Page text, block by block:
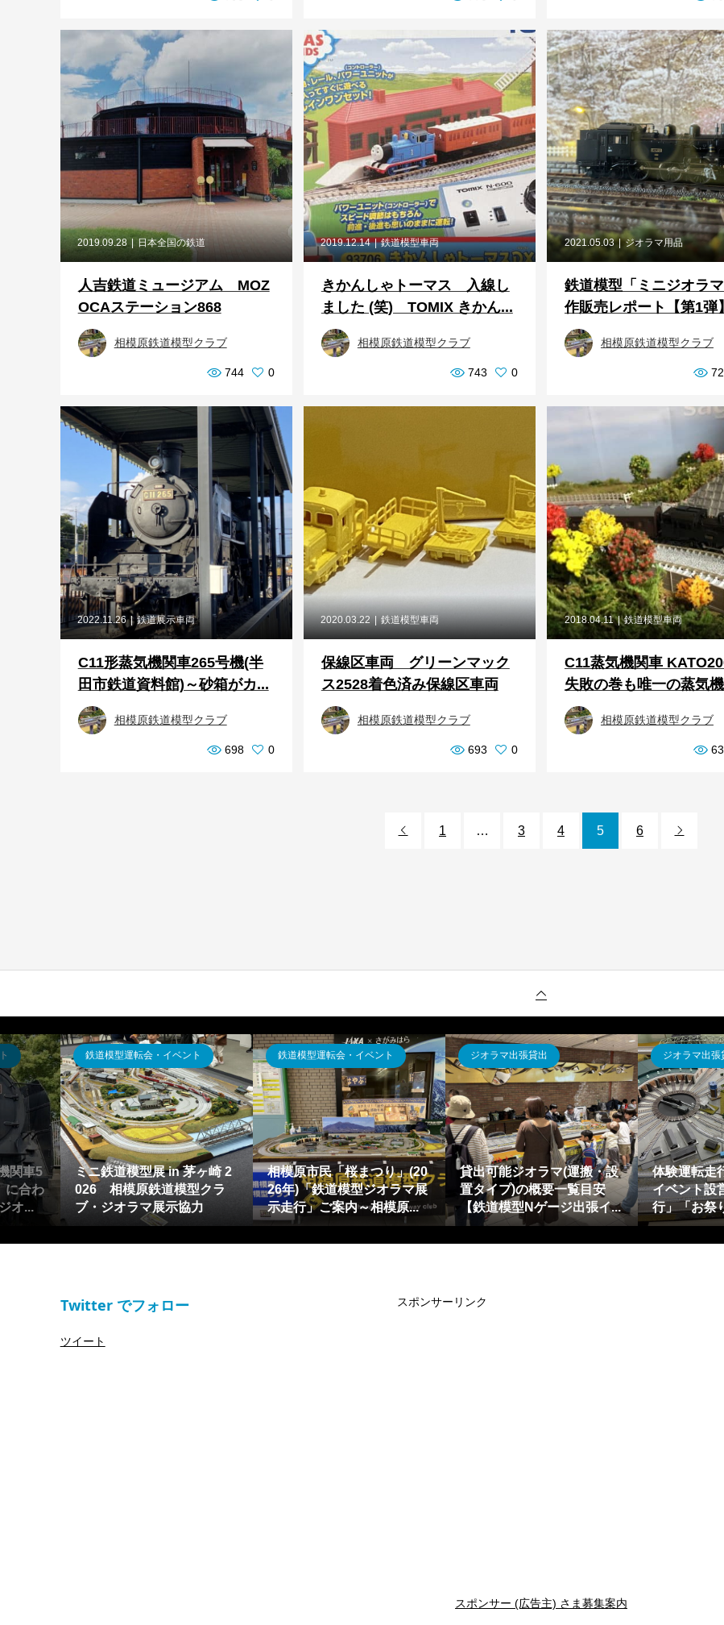
2019.09.28 日本全国の鉄道
人吉鉄道ミュージアム MOZ
OCAステーション868
相模原鉄道模型クラブ
744 0
2019.12.14 鉄道模型車両
きかんしゃトーマス 入線し
ました (笑) TOMIX きかん...
相模原鉄道模型クラブ
743 0
2021.05.03 ジオラマ用品
鉄道模型「ミニジオラ
作販売レポート【第1弾】
相模原鉄道模型クラブ
2022.11.26 鉄道展示車両
C11形蒸気機関車265号機(半
田市鉄道資料館)～砂箱がカ...
相模原鉄道模型クラブ
698 0
2020.03.22 鉄道模型車両
保線区車両 グリーンマック
ス2528着色済み保線区車両
相模原鉄道模型クラブ
693 0
2018.04.11 鉄道模型車両
C11蒸気機関車
失敗の巻も唯一の蒸気
相模原鉄道模型クラブ
 1 … 3 4 5 6 
ールレイアウト
「SCARM2」
置デザイン】
鉄道模型運転会・イベント
鉄道模型Nゲージ運転会(ジ
オラマ教室含む)報告2026年
1月～12月・(神奈川県)相...
鉄道模型レイアウト
リニアライナー 超電導リニ
アを用いたジオラマ・レイ
アウト構想・考案から仮...
鉄道模型レイアウト
リニアライナー 超電導リニ
アL0系スペシャルセット～
バッテリー交換(電池交換)...
Twitter でフォロー
ツイート
スポンサーリンク
スポンサー (広告主) さま募集案内